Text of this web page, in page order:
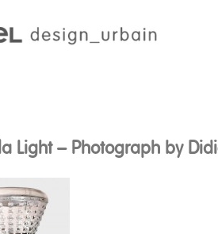
Light – Photograph by